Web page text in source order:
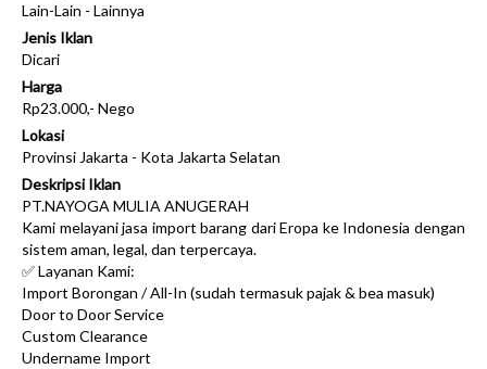
Lain-Lain - Lainnya
Jenis Iklan
Dicari
Harga
Rp23.000,- Nego
Lokasi
Provinsi Jakarta - Kota Jakarta Selatan
Deskripsi Iklan
PT.NAYOGA MULIA ANUGERAH
Kami melayani jasa import barang dari Eropa ke Indonesia dengan
sistem aman, legal, dan terpercaya.
✅ Layanan Kami:
Import Borongan / All-In (sudah termasuk pajak & bea masuk)
Door to Door Service
Custom Clearance
Undername Import